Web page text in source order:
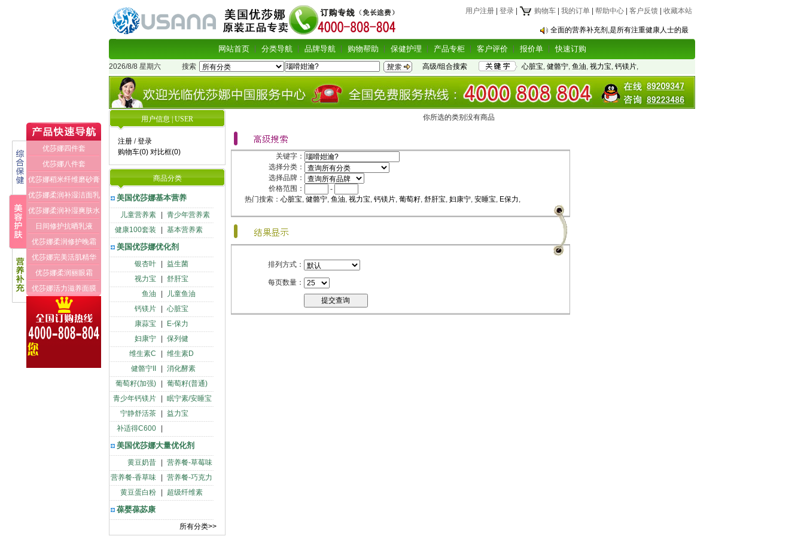
用户注册 登录 购物车 我的订单 帮助中心 客户反馈 收藏本站
全面的营养补充剂,是所有注重健康人士的最
网站首页 分类导航 品牌导航 购物帮助 保健护理 产品专柜 客户评价 报价单 快速订购
2026/8/8 星期六 搜索 高级/组合搜索 心脏宝, 健骼宁, 鱼油, 视力宝, 钙镁片,
用户信息 | USER
注册 /登录
购物车(0) 对比框(0)
商品分类
美国优莎娜基本营养
儿童营养素
青少年营养素
健康100套装
基本营养素
美国优莎娜优化剂
银杏叶
益生菌
视力宝
舒肝宝
鱼油
儿童鱼油
钙镁片
心脏宝
康蒜宝
E-保力
妇康宁
保列健
维生素C
维生素D
健骼宁II
消化酵素
葡萄籽(加强)
葡萄籽(普通)
青少年钙镁片
眠宁素/安睡宝
宁静舒活茶
益力宝
补适得C600
美国优莎娜大量优化剂
黄豆奶昔
营养餐-草莓味
营养餐-香草味
营养餐-巧克力
黄豆蛋白粉
超级纤维素
葆婴葆苾康
所有分类>>
你所选的类别没有商品
关键字：
选择分类：
选择品牌：
价格范围：
-
热门搜索： 心脏宝, 健骼宁, 鱼油, 视力宝, 钙镁片, 葡萄籽, 舒肝宝, 妇康宁, 安睡宝, E保力,
排列方式：
每页数量：
优莎娜四件套
优莎娜八件套
优莎娜稻米纤维磨砂膏
优莎娜柔润补湿洁面乳
优莎娜柔润补湿爽肤水
日间修护抗晒乳液
优莎娜柔润修护晚霜
优莎娜完美活肌精华
优莎娜柔润丽眼霜
优莎娜活力滋养面膜